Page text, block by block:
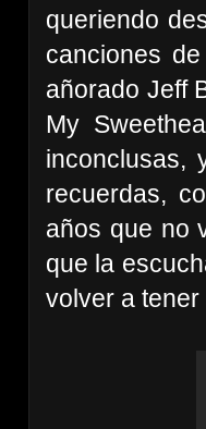
queriendo
canciones
añorado Jeff
My
inconclusas,
recuerdas,
años que no
que la
volver a